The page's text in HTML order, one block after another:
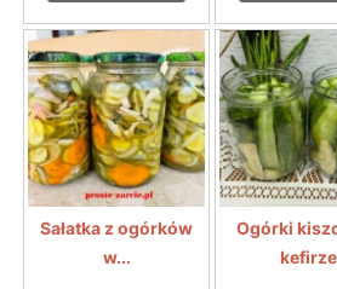
Sałatka z ogórków
w...
Ogórki
kefirze